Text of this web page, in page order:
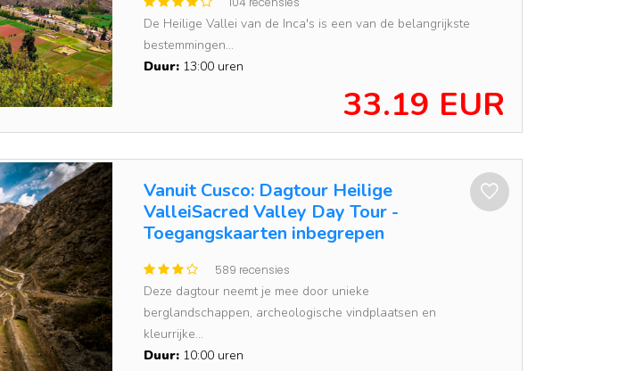
De Heilige Vallei van de Inca's is een van de belangrijkste
bestemmingen...
Duur: 13:00 uren
33.19 EUR
Vanuit Cusco: Dagtour Heilige
ValleiSacred Valley Day Tour -
Toegangskaarten inbegrepen
589 recensies
Deze dagtour neemt je mee door unieke
berglandschappen, archeologische vindplaatsen en
kleurrijke...
Duur: 10:00 uren